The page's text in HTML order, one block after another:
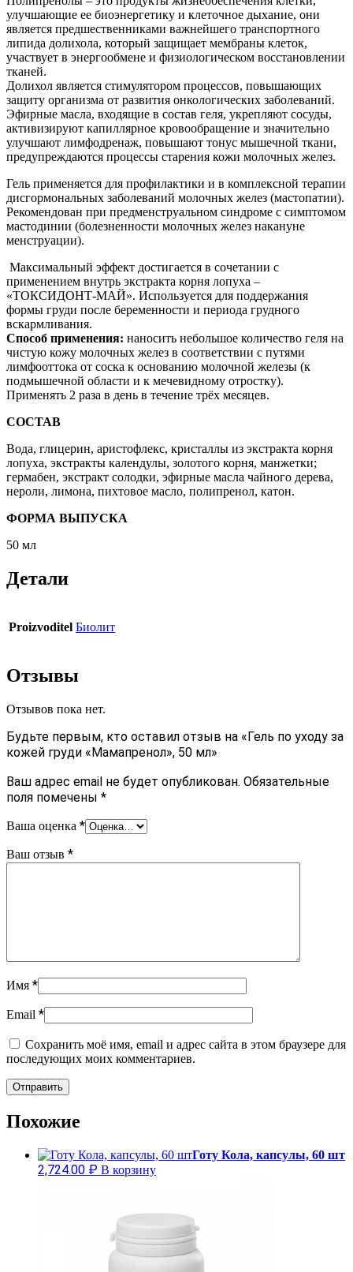
улучшающие ее биоэнергетику и клеточное дыхание, они
является предшественниками важнейшего транспортного
липида долихола, который защищает мембраны клеток,
участвует в энергообмене и физиологическом восстановлении
тканей.
Долихол является стимулятором процессов, повышающих
защиту организма от развития онкологических заболеваний.
Эфирные масла, входящие в состав геля, укрепляют сосуды,
активизируют капиллярное кровообращение и значительно
улучшают лимфодренаж, повышают тонус мышечной ткани,
предупреждаются процессы старения кожи молочных желез.
Гель применяется для профилактики и в комплексной терапии
дисгормональных заболеваний молочных желез (мастопатии).
Рекомендован при предменструальном синдроме с симптомом
мастодинии (болезненности молочных желез накануне
менструации).
Максимальный эффект достигается в сочетании с
применением внутрь экстракта корня лопуха –
«ТОКСИДОНТ-МАЙ». Используется для поддержания
формы груди после беременности и периода грудного
вскармливания.
Способ применения: наносить небольшое количество геля на
чистую кожу молочных желез в соответствии с путями
лимфооттока от соска к основанию молочной железы (к
подмышечной области и к мечевидному отростку).
Применять 2 раза в день в течение трёх месяцев.
СОСТАВ
Вода, глицерин, аристофлекс, кристаллы из экстракта корня
лопуха, экстракты календулы, золотого корня, манжетки;
гермабен, экстракт солодки, эфирные масла чайного дерева,
нероли, лимона, пихтовое масло, полипренол, катон.
ФОРМА ВЫПУСКА
50 мл
Детали
Proizvoditel Биолит
Отзывы
Отзывов пока нет.
Будьте первым, кто оставил отзыв на «Гель по уходу за
кожей груди «Мамапренол», 50 мл»
Ваш адрес email не будет опубликован. Обязательные
поля помечены *
Ваша оценка *
Ваш отзыв *
Имя *
Email *
Сохранить моё имя, email и адрес сайта в этом браузере для
последующих моих комментариев.
Похожие
Готу Кола, капсулы, 60 шт
2,724.00 ₽ В корзину